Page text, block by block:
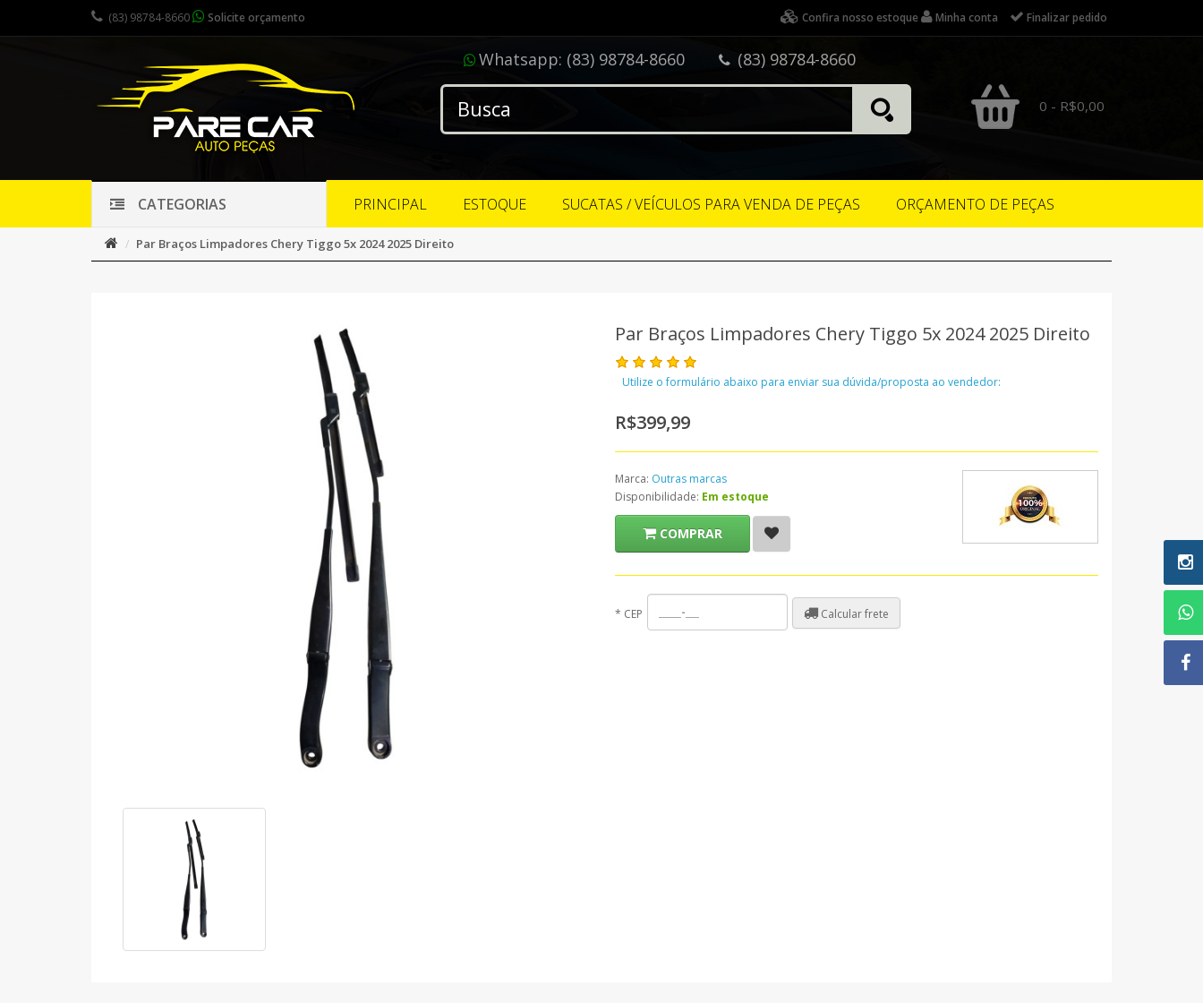
(83) 98784-8660 Solicite orçamento Confira nosso estoque Minha conta Finalizar pedido
Whatsapp: (83) 98784-8660 (83) 98784-8660
0 - R$0,00
CATEGORIAS PRINCIPAL ESTOQUE SUCATAS / VEÍCULOS PARA VENDA DE PEÇAS ORÇAMENTO DE PEÇAS
Par Braços Limpadores Chery Tiggo 5x 2024 2025 Direito
Par Braços Limpadores Chery Tiggo 5x 2024 2025 Direito
Utilize o formulário abaixo para enviar sua dúvida/proposta ao vendedor:
R$399,99
Marca: Outras marcas
Disponibilidade: Em estoque
COMPRAR
* CEP Calcular frete